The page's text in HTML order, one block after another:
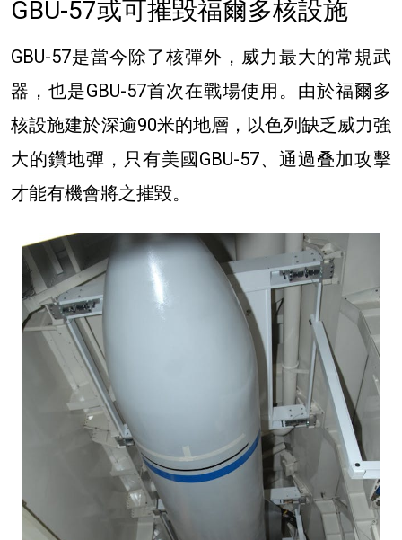
GBU-57或可摧毀福爾多核設施
GBU-57是當今除了核彈外，威力最大的常規武
器，也是GBU-57首次在戰場使用。由於福爾多
核設施建於深逾90米的地層，以色列缺乏威力強
大的鑽地彈，只有美國GBU-57、通過叠加攻擊
才能有機會將之摧毀。